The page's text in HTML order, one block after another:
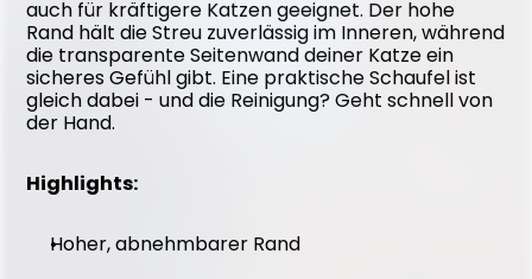
auch für kräftigere Katzen geeignet. Der hohe
Rand hält die Streu zuverlässig im Inneren, während
die transparente Seitenwand deiner Katze ein
sicheres Gefühl gibt. Eine praktische Schaufel ist
gleich dabei - und die Reinigung? Geht schnell von
der Hand.
Highlights:
Hoher, abnehmbarer Rand